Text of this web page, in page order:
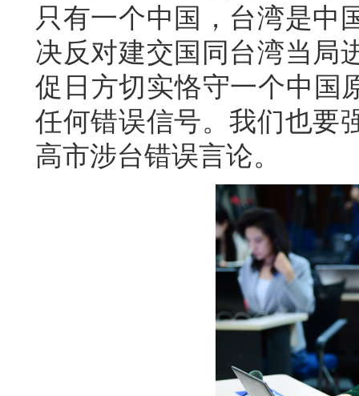
只有一个中国，台湾是中
决反对建交国同台湾当局
促日方切实恪守一个中国
任何错误信号。我们也要
高市涉台错误言论。